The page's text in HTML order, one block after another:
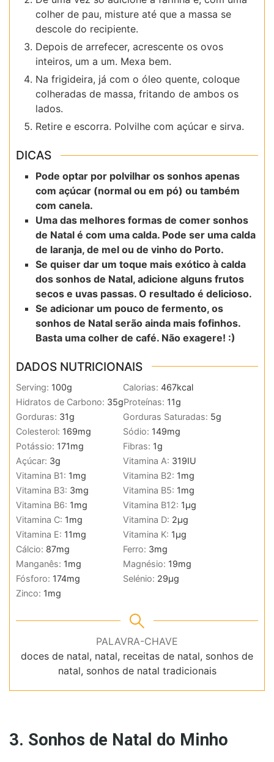
colher de pau, misture até que a massa se
descole do recipiente.
Depois de arrefecer, acrescente os ovos
inteiros, um a um. Mexa bem.
Na frigideira, já com o óleo quente, coloque
colheradas de massa, fritando de ambos os
lados.
Retire e escorra. Polvilhe com açúcar e sirva.
DICAS
Pode optar por polvilhar os sonhos apenas
com açúcar (normal ou em pó) ou também
com canela.
Uma das melhores formas de comer sonhos
de Natal é com uma calda. Pode ser uma calda
de laranja, de mel ou de vinho do Porto.
Se quiser dar um toque mais exótico à calda
dos sonhos de Natal, adicione alguns frutos
secos e uvas passas. O resultado é delicioso.
Se adicionar um pouco de fermento, os
sonhos de Natal serão ainda mais fofinhos.
Basta uma colher de café. Não exagere! :)
DADOS NUTRICIONAIS
Serving: 100g Calorias: 467kcal
Hidratos de Carbono: 35gProteínas: 11g
Gorduras: 31g Gorduras Saturadas: 5g
Colesterol: 169mg Sódio: 149mg
Potássio: 171mg Fibras: 1g
Açúcar: 3g Vitamina A: 319IU
Vitamina B1: 1mg Vitamina B2: 1mg
Vitamina B3: 3mg Vitamina B5: 1mg
Vitamina B6: 1mg Vitamina B12: 1µg
Vitamina C: 1mg Vitamina D: 2µg
Vitamina E: 11mg Vitamina K: 1µg
Cálcio: 87mg Ferro: 3mg
Manganês: 1mg Magnésio: 19mg
Fósforo: 174mg Selénio: 29µg
Zinco: 1mg
PALAVRA-CHAVE
doces de natal, natal, receitas de natal, sonhos de
natal, sonhos de natal tradicionais
3. Sonhos de Natal do Minho